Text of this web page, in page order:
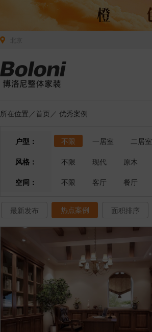
所在位置／首页 ／ 优秀案例
户型： 不限 一居室 二居室
风格：
不限 现代 原木
空间：
不限 客厅 餐厅
最新发布 热点案例 面积排序